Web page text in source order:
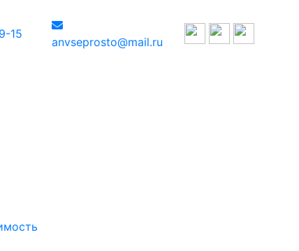
15
anvseprosto@mail.ru